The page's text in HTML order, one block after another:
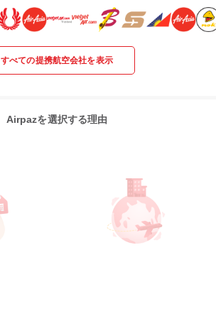
すべての提携航空会社を表示
Airpazを選択する理由